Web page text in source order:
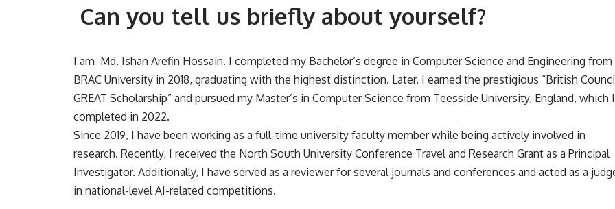
Can you tell us briefly about yourself?
I am Md. Ishan Arefin Hossain. I completed my Bachelor’s degree in Computer Science and Engineering from
BRAC University in 2018, graduating with the highest distinction. Later, I earned the prestigious “British
GREAT Scholarship” and pursued my Master’s in Computer Science from Teesside University, England, which I
completed in 2022.
Since 2019, I have been working as a full-time university faculty member while being actively involved in
research. Recently, I received the North South University Conference Travel and Research Grant as a Principal
Investigator. Additionally, I have served as a reviewer for several journals and conferences and acted as a
in national-level AI-related competitions.